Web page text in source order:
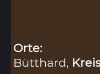
Orte:
Bütthard,